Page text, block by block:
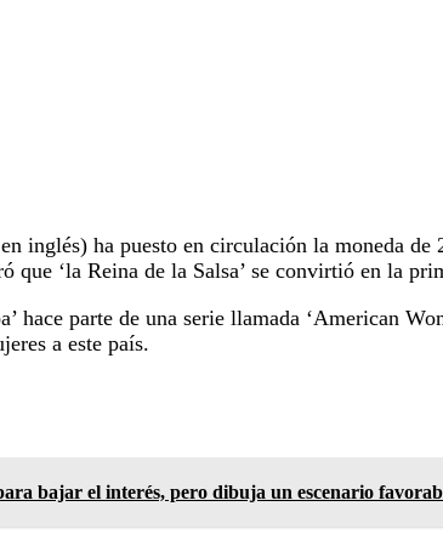
inglés) ha puesto en circulación la moneda de
que ‘la Reina de la Salsa’ se convirtió en la
hace parte de una serie llamada ‘American
a este país.
bajar el interés, pero dibuja un escenario